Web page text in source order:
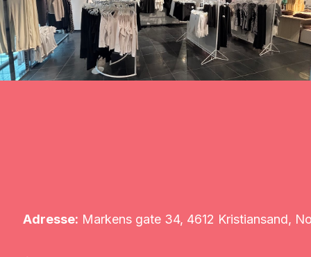
Adresse: Markens gate 34, 4612 Kristiansand,